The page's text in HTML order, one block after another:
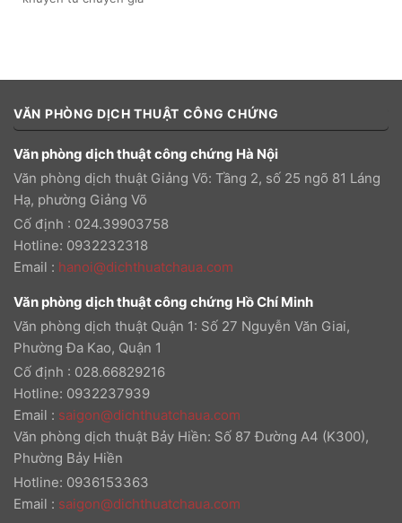
VĂN PHÒNG DỊCH THUẬT CÔNG CHỨNG
Văn phòng dịch thuật công chứng Hà Nội
Văn phòng dịch thuật Giảng Võ: Tầng 2, số 25 ngõ 81 Láng
Hạ, phường Giảng Võ
Cố định : 024.39903758
Hotline: 0932232318
Email : hanoi@dichthuatchaua.com
Văn phòng dịch thuật công chứng Hồ Chí Minh
Văn phòng dịch thuật Quận 1: Số 27 Nguyễn Văn Giai,
Phường Đa Kao, Quận 1
Cố định : 028.66829216
Hotline: 0932237939
Email : saigon@dichthuatchaua.com
Văn phòng dịch thuật Bảy Hiền: Số 87 Đường A4 (K300),
Phường Bảy Hiền
Hotline: 0936153363
Email : saigon@dichthuatchaua.com